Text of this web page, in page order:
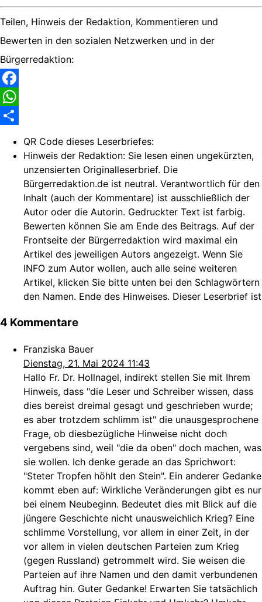
Teilen, Hinweis der Redaktion, Kommentieren und
Bewerten in den sozialen Netzwerken und in der
Bürgerredaktion:
Facebook
WhatsApp
QR Code dieses Leserbriefes:
Hinweis der Redaktion: Sie lesen einen ungekürzten,
unzensierten Originalleserbrief. Die
Bürgerredaktion.de ist neutral. Verantwortlich für den
Inhalt (auch der Kommentare) ist ausschließlich der
Autor oder die Autorin. Gedruckter Text ist farbig.
Bewerten können Sie am Ende des Beitrags. Auf der
Frontseite der Bürgerredaktion wird maximal ein
Artikel des jeweiligen Autors angezeigt. Wenn Sie
INFO zum Autor wollen, auch alle seine weiteren
Artikel, klicken Sie bitte unten bei den Schlagwörtern
den Namen. Ende des Hinweises. Dieser Leserbrief ist
4 Kommentare
Franziska Bauer
Dienstag, 21. Mai 2024 11:43
Hallo Fr. Dr. Hollnagel, indirekt stellen Sie mit Ihrem
Hinweis, dass "die Leser und Schreiber wissen, dass
dies bereist dreimal gesagt und geschrieben wurde;
es aber trotzdem schlimm ist" die unausgesprochene
Frage, ob diesbezügliche Hinweise nicht doch
vergebens sind, weil "die da oben" doch machen, was
sie wollen. Ich denke gerade an das Sprichwort:
"Steter Tropfen höhlt den Stein". Ein anderer Gedanke
kommt eben auf: Wirkliche Veränderungen gibt es nur
bei einem Neubeginn. Bedeutet dies mit Blick auf die
jüngere Geschichte nicht unausweichlich Krieg? Eine
schlimme Vorstellung, vor allem in einer Zeit, in der
vor allem in vielen deutschen Parteien zum Krieg
(gegen Russland) getrommelt wird. Sie weisen die
Parteien auf ihre Namen und den damit verbundenen
Auftrag hin. Guter Gedanke! Erwarten Sie tatsächlich